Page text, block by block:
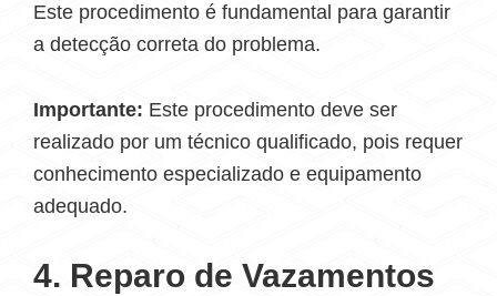
Este procedimento é fundamental para garantir
a detecção correta do problema.
Importante: Este procedimento deve ser
realizado por um técnico qualificado, pois requer
conhecimento especializado e equipamento
adequado.
4. Reparo de Vazamentos